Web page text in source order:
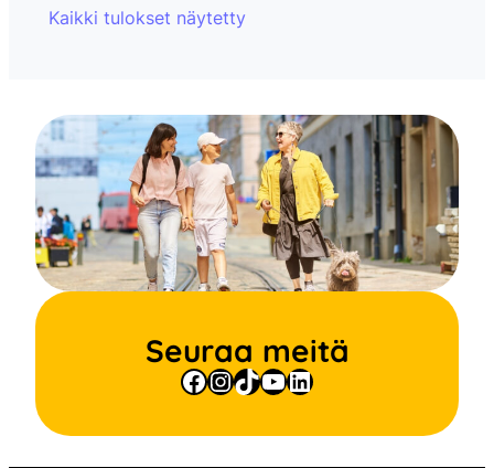
Kaikki tulokset näytetty
Seuraa meitä
Facebook
Instagram
TikTok
YouTube
LinkedIn